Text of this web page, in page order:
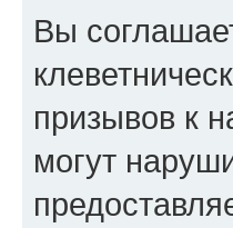
Вы
призывов к
могут